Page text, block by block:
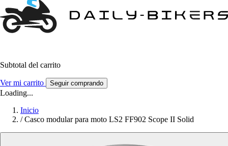
Subtotal del carrito
Ver mi carrito Seguir comprando
Loading...
Inicio
/ Casco modular para moto LS2 FF902 Scope II Solid